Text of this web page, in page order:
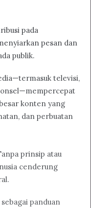
pada
pesan dan
publik.
televisi,
konten yang
dan perbuatan
prinsip atau
cenderung
panduan